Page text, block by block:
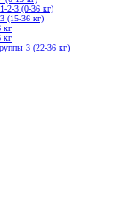
2-3 (0-36 кг)
(15-36 кг)
кг
кг
3 (22-36 кг)